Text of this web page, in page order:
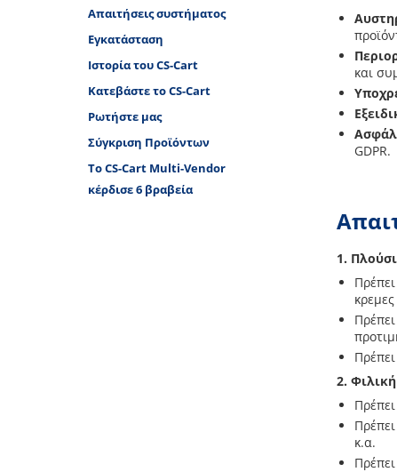
Απαιτήσεις συστήματος
Εγκατάσταση
Ιστορία του CS-Cart
Κατεβάστε το CS-Cart
Ρωτήστε μας
Σύγκριση Προϊόντων
Το CS-Cart Multi-Vendor
κέρδισε 6 βραβεία
και
GDPR.
1.
2.
κ.α.